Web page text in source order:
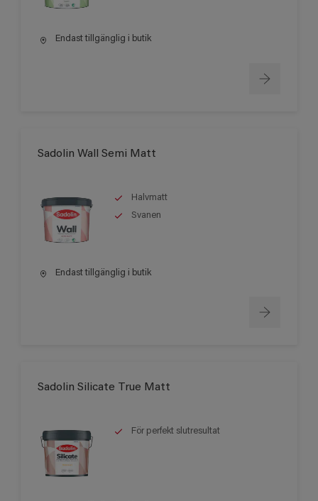
Endast tillgänglig i butik
Sadolin Wall Semi Matt
Halvmatt
Svanen
Endast tillgänglig i butik
Sadolin Silicate True Matt
För perfekt slutresultat